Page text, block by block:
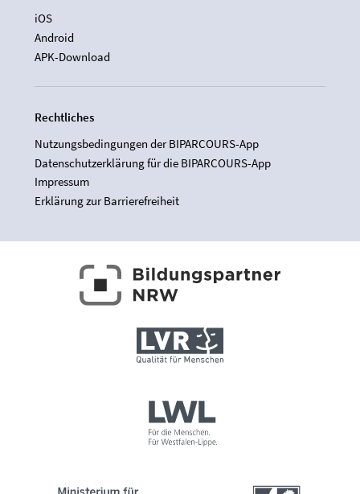
iOS
Android
APK-Download
Rechtliches
Nutzungsbedingungen der BIPARCOURS-App
Datenschutzerklärung für die BIPARCOURS-App
Impressum
Erklärung zur Barrierefreiheit